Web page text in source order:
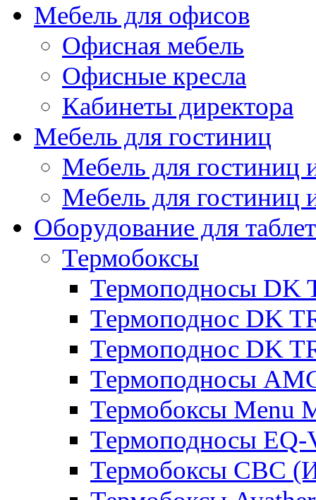
Мебель для офисов
Офисная мебель
Офисные кресла
Кабинеты директора
Мебель для гостиниц
Мебель для
Мебель для гостиниц
Оборудование для
Термобоксы
Термоподносы DK
Термоподнос DK
Термоподнос DK
Термоподносы
Термобоксы Menu
Термоподносы EQ-
Термобоксы CBC